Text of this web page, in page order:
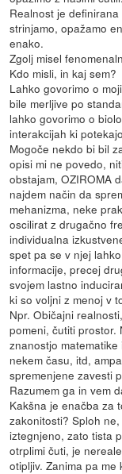
Realnost je
strinjamo, opažamo
enako.
Zgolj misel
Kdo misli, in kaj sem?
Lahko govorimo o
bile merljive po
lahko govorimo o
interakcijah ki
Mogoče nekdo bi bil
opisi mi ne povedo,
obstajam, OZIROMA
najdem način da
mehanizma, neke
oscilirat z drugačno
individualna
spet pa se v njej
informacije, precej
svojem lastno
ki so voljni z menoj v
Npr. Običajni
pomeni, čutiti prostor.
znanostjo
nekem času, itd,
spremenjene zavesti
Razumem ga in vem
Kakšna je enačba za
zakonitosti? Sploh
iztegnjeno, zato tista
otrplimi čuti, je
otipljiv. Zanima pa